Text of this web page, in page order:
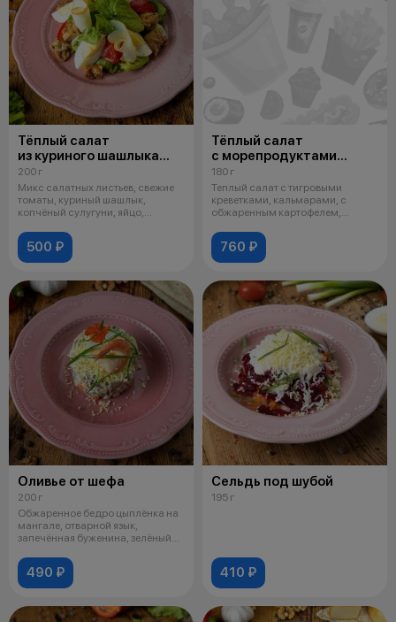
Тёплый салат
из куриного шашлыка
с копчёным сулугуни
200 г
Микс салатных листьев, свежие
томаты, куриный шашлык,
копчёный сулугуни, яйцо,
500 ₽
Тёплый салат
с морепродуктами
и соусом "Цитронет""
180 г
Теплый салат с тигровыми
креветками, кальмарами, с
обжаренным картофелем,
760 ₽
Оливье от шефа
200 г
Обжаренное бедро цыплёнка на
мангале, отварной язык,
запечённая буженина, зелёный
490 ₽
Сельдь под шубой
195 г
410 ₽